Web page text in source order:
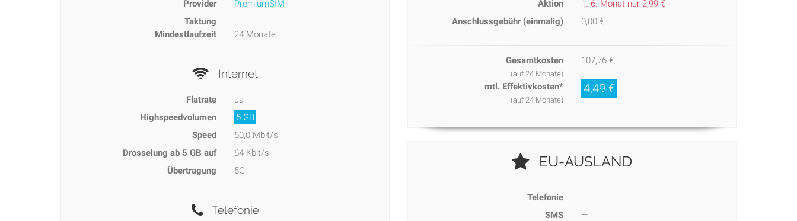
Provider
PremiumSIM
Taktung
Mindestlaufzeit
24 Monate
Internet
Flatrate
Ja
Highspeedvolumen
5 GB
Speed
50,0 Mbit/s
Drosselung ab 5 GB auf
64 Kbit/s
Übertragung
5G
Telefonie
Aktion
1.-6. Monat nur 2,99 €
Anschlussgebühr (einmalig)
0,00 €
Gesamtkosten
(auf 24 Monate)
107,76 €
mtl. Effektivkosten*
(auf 24 Monate)
4,49 €
EU-AUSLAND
Telefonie
—
SMS
—